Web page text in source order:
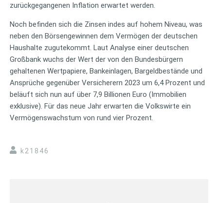
zurückgegangenen Inflation erwartet werden.
Noch befinden sich die Zinsen indes auf hohem Niveau, was
neben den Börsengewinnen dem Vermögen der deutschen
Haushalte zugutekommt. Laut Analyse einer deutschen
Großbank wuchs der Wert der von den Bundesbürgern
gehaltenen Wertpapiere, Bankeinlagen, Bargeldbestände und
Ansprüche gegenüber Versicherern 2023 um 6,4 Prozent und
beläuft sich nun auf über 7,9 Billionen Euro (Immobilien
exklusive). Für das neue Jahr erwarten die Volkswirte ein
Vermögenswachstum von rund vier Prozent.
k21846